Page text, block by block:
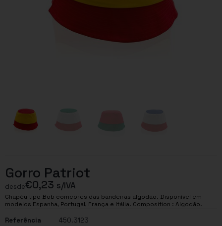
Gorro Patriot
desde€0,23 s/IVA
Chapéu tipo Bob comcores das bandeiras algodão. Disponível em
modelos Espanha, Portugal, França e Itália. Composition : Algodão.
Referência
450.3123